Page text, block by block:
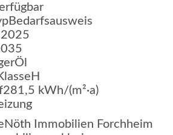
Bedarfsausweis
Öl
H
281,5 kWh/(m²·a)